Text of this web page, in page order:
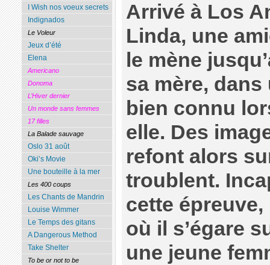
Arrivé à Los
Linda, une
le mène
sa mère, dans
bien connu
elle. Des
refont alors
troublent.
cette
où il s’égare
une jeune
I Wish nos voeux secrets
Indignados
Le Voleur
Jeux d’été
Elena
Americano
Donoma
L’Hiver dernier
Un monde sans femmes
17 filles
La Balade sauvage
Oslo 31 août
Oki’s Movie
Une bouteille à la mer
Les 400 coups
Les Chants de Mandrin
Louise Wimmer
Le Temps des gitans
A Dangerous Method
Take Shelter
To be or not to be